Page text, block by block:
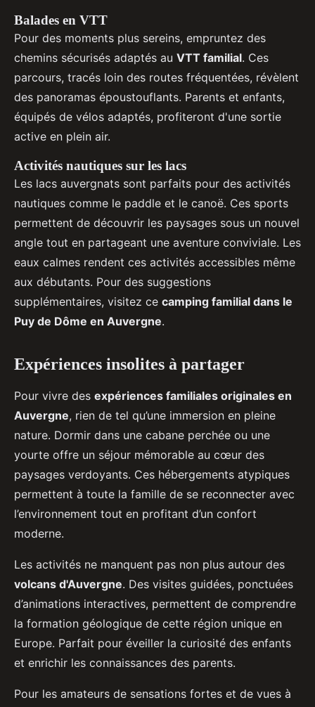
Balades en VTT
Pour des moments plus sereins, empruntez des
chemins sécurisés adaptés au VTT familial. Ces
parcours, tracés loin des routes fréquentées, révèlent
des panoramas époustouflants. Parents et enfants,
équipés de vélos adaptés, profiteront d'une sortie
active en plein air.
Activités nautiques sur les lacs
Les lacs auvergnats sont parfaits pour des activités
nautiques comme le paddle et le canoë. Ces sports
permettent de découvrir les paysages sous un nouvel
angle tout en partageant une aventure conviviale. Les
eaux calmes rendent ces activités accessibles même
aux débutants. Pour des suggestions
supplémentaires, visitez ce camping familial dans le
Puy de Dôme en Auvergne.
Expériences insolites à partager
Pour vivre des expériences familiales originales en
Auvergne, rien de tel qu’une immersion en pleine
nature. Dormir dans une cabane perchée ou une
yourte offre un séjour mémorable au cœur des
paysages verdoyants. Ces hébergements atypiques
permettent à toute la famille de se reconnecter avec
l’environnement tout en profitant d’un confort
moderne.
Les activités ne manquent pas non plus autour des
volcans d'Auvergne. Des visites guidées, ponctuées
d’animations interactives, permettent de comprendre
la formation géologique de cette région unique en
Europe. Parfait pour éveiller la curiosité des enfants
et enrichir les connaissances des parents.
Pour les amateurs de sensations fortes et de vues à